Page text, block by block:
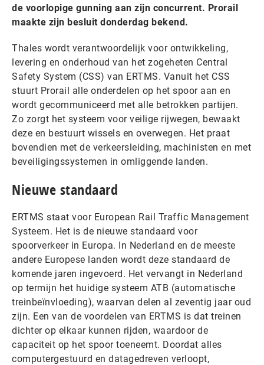
de voorlopige gunning aan zijn concurrent. Prorail
maakte zijn besluit donderdag bekend.
Thales wordt verantwoordelijk voor ontwikkeling,
levering en onderhoud van het zogeheten Central
Safety System (CSS) van ERTMS. Vanuit het CSS
stuurt Prorail alle onderdelen op het spoor aan en
wordt gecommuniceerd met alle betrokken partijen.
Zo zorgt het systeem voor veilige rijwegen, bewaakt
deze en bestuurt wissels en overwegen. Het praat
bovendien met de verkeersleiding, machinisten en met
beveiligingssystemen in omliggende landen.
Nieuwe standaard
ERTMS staat voor European Rail Traffic Management
Systeem. Het is de nieuwe standaard voor
spoorverkeer in Europa. In Nederland en de meeste
andere Europese landen wordt deze standaard de
komende jaren ingevoerd. Het vervangt in Nederland
op termijn het huidige systeem ATB (automatische
treinbeïnvloeding), waarvan delen al zeventig jaar oud
zijn. Een van de voordelen van ERTMS is dat treinen
dichter op elkaar kunnen rijden, waardoor de
capaciteit op het spoor toeneemt. Doordat alles
computergestuurd en datagedreven verloopt,